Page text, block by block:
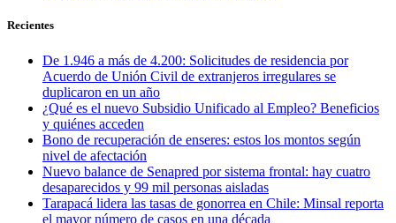
Recientes
De 1.946 a más de 4.200: Solicitudes de residencia por
Acuerdo de Unión Civil de extranjeros irregulares se
duplicaron en un año
¿Qué es el nuevo Subsidio Unificado al Empleo? Beneficios
y quiénes acceden
Bono de recuperación de enseres: estos los montos según
nivel de afectación
Nuevo balance de Senapred por sistema frontal: hay cuatro
desaparecidos y 99 mil personas aisladas
Tarapacá lidera las tasas de gonorrea en Chile: Minsal reporta
el mayor número de casos en una década